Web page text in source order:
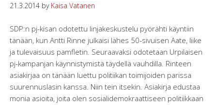
21.3.2014 by Kaisa Vatanen
SDP:n pj-kisan odotettu linjakeskustelu pyörähti käyntiin
tänään, kun Antti Rinne julkaisi lähes 50-sivuisen Aate, liike
ja tulevaisuus pamfletin. Seuraavaksi odotetaan Urpilaisen
pj-kampanjan käynnistymistä täydellä vauhdilla. Rinteen
asiakirjaa on tänään luettu politiikan toimijoiden parissa
suurennuslasin kanssa. Niin tein itsekin. Asiakirja edustaa
monia asioita, joita olen sosialidemokraattiseen politiikkaan